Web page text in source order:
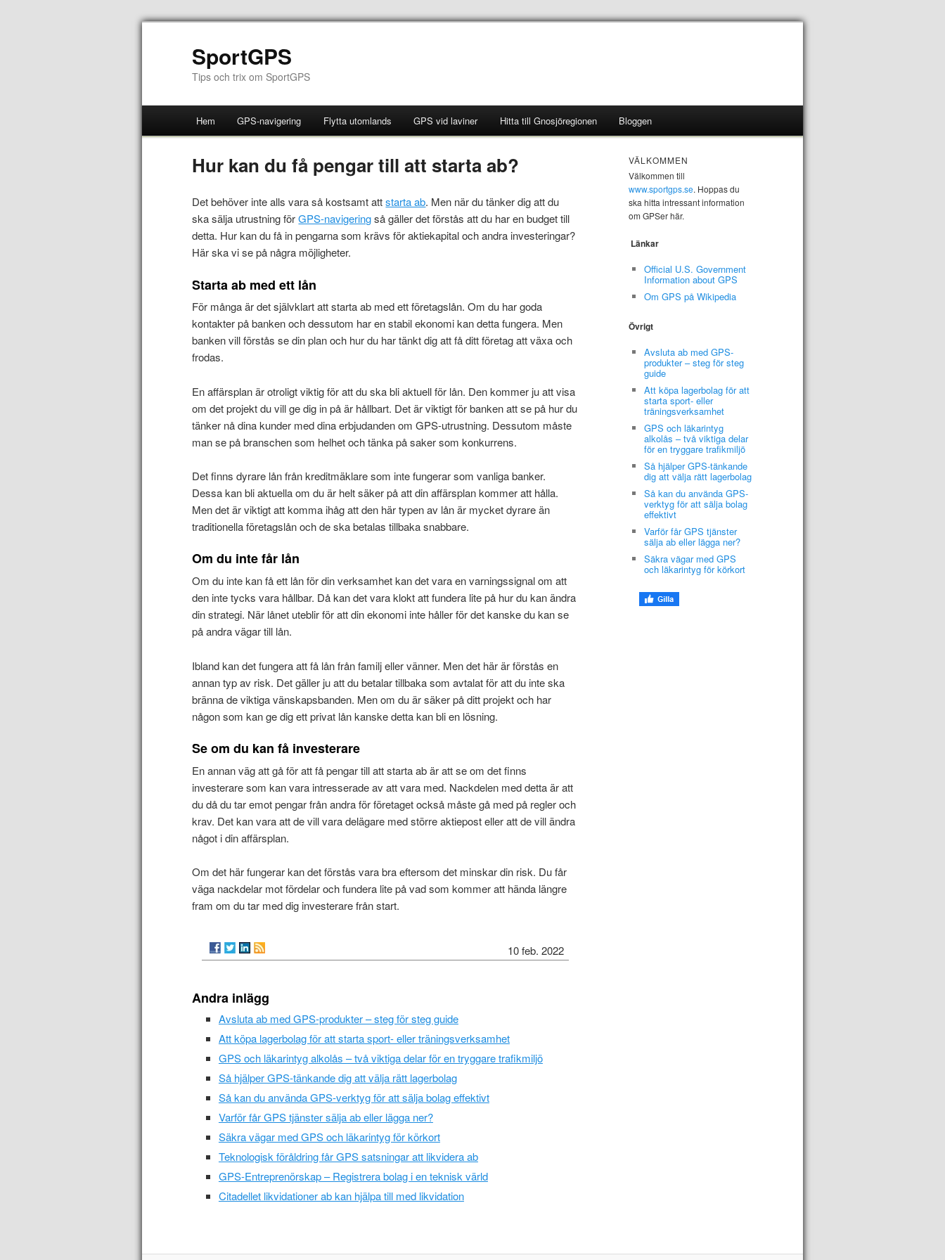
SportGPS
Tips och trix om SportGPS
Hem GPS-navigering Flytta utomlands GPS vid laviner Hitta till Gnosjöregionen Bloggen
Hur kan du få pengar till att starta ab?
Det behöver inte alls vara så kostsamt attstarta ab. Men när du tänker dig att du
ska sälja utrustning förGPS-navigeringså gäller det förstås att du har en budget till
detta. Hur kan du få in pengarna som krävs för aktiekapital och andra investeringar?
Här ska vi se på några möjligheter.
Starta ab med ett lån
För många är det självklart att starta ab med ett företagslån. Om du har goda
kontakter på banken och dessutom har en stabil ekonomi kan detta fungera. Men
banken vill förstås se din plan och hur du har tänkt dig att få ditt företag att växa och
frodas.
En affärsplan är otroligt viktig för att du ska bli aktuell för lån. Den kommer ju att visa
om det projekt du vill ge dig in på är hållbart. Det är viktigt för banken att se på hur du
tänker nå dina kunder med dina erbjudanden om GPS-utrustning. Dessutom måste
man se på branschen som helhet och tänka på saker som konkurrens.
Det finns dyrare lån från kreditmäklare som inte fungerar som vanliga banker.
Dessa kan bli aktuella om du är helt säker på att din affärsplan kommer att hålla.
Men det är viktigt att komma ihåg att den här typen av lån är mycket dyrare än
traditionella företagslån och de ska betalas tillbaka snabbare.
Om du inte får lån
Om du inte kan få ett lån för din verksamhet kan det vara en varningssignal om att
den inte tycks vara hållbar. Då kan det vara klokt att fundera lite på hur du kan ändra
din strategi. När lånet uteblir för att din ekonomi inte håller för det kanske du kan se
på andra vägar till lån.
Ibland kan det fungera att få lån från familj eller vänner. Men det här är förstås en
annan typ av risk. Det gäller ju att du betalar tillbaka som avtalat för att du inte ska
bränna de viktiga vänskapsbanden. Men om du är säker på ditt projekt och har
någon som kan ge dig ett privat lån kanske detta kan bli en lösning.
Se om du kan få investerare
En annan väg att gå för att få pengar till att starta ab är att se om det finns
investerare som kan vara intresserade av att vara med. Nackdelen med detta är att
du då du tar emot pengar från andra för företaget också måste gå med på regler och
krav. Det kan vara att de vill vara delägare med större aktiepost eller att de vill ändra
något i din affärsplan.
Om det här fungerar kan det förstås vara bra eftersom det minskar din risk. Du får
väga nackdelar mot fördelar och fundera lite på vad som kommer att hända längre
fram om du tar med dig investerare från start.
10 feb. 2022
Andra inlägg
Avsluta ab med GPS-produkter – steg för steg guide
Att köpa lagerbolag för att starta sport- eller träningsverksamhet
GPS och läkarintyg alkolås – två viktiga delar för en tryggare trafikmiljö
Så hjälper GPS-tänkande dig att välja rätt lagerbolag
Så kan du använda GPS-verktyg för att sälja bolag effektivt
Varför får GPS tjänster sälja ab eller lägga ner?
Säkra vägar med GPS och läkarintyg för körkort
Teknologisk föråldring får GPS satsningar att likvidera ab
GPS-Entreprenörskap – Registrera bolag i en teknisk värld
Citadellet likvidationer ab kan hjälpa till med likvidation
VÄLKOMMEN
Välkommen till
www.sportgps.se. Hoppas du
ska hitta intressant information
om GPSer här.
Länkar
Official U.S. Government
Information about GPS
Om GPS på Wikipedia
Övrigt
Avsluta ab med GPS-
produkter – steg för steg
guide
Att köpa lagerbolag för att
starta sport- eller
träningsverksamhet
GPS och läkarintyg
alkolås – två viktiga delar
för en tryggare trafikmiljö
Så hjälper GPS-tänkande
dig att välja rätt lagerbolag
Så kan du använda GPS-
verktyg för att sälja bolag
effektivt
Varför får GPS tjänster
sälja ab eller lägga ner?
Säkra vägar med GPS
och läkarintyg för körkort